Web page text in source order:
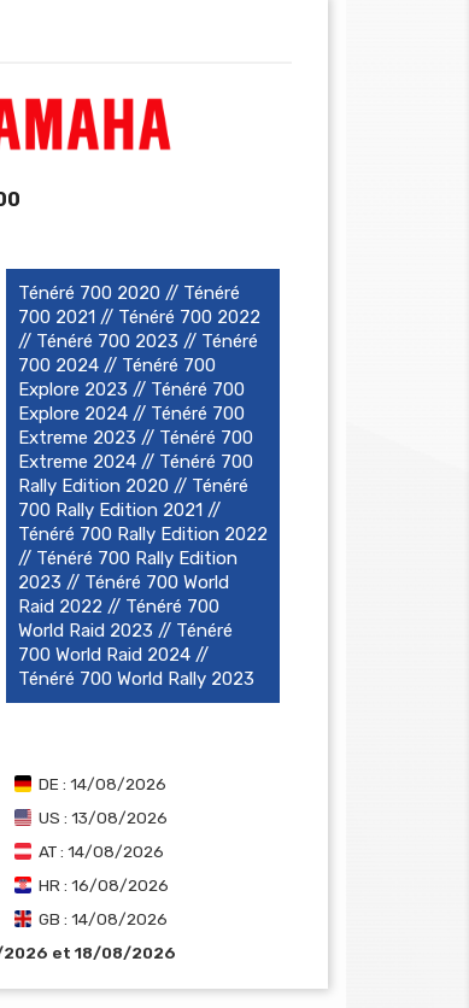
Ténéré 700 2020 // Ténéré
700 2021 // Ténéré 700 2022
// Ténéré 700 2023 // Ténéré
700 2024 // Ténéré 700
Explore 2023 // Ténéré 700
Explore 2024 // Ténéré 700
Extreme 2023 // Ténéré 700
Extreme 2024 // Ténéré 700
Rally Edition 2020 // Ténéré
700 Rally Edition 2021 //
Ténéré 700 Rally Edition 2022
// Ténéré 700 Rally Edition
2023 // Ténéré 700 World
Raid 2022 // Ténéré 700
World Raid 2023 // Ténéré
700 World Raid 2024 //
Ténéré 700 World Rally 2023
DE : 14/08/2026
US : 13/08/2026
AT : 14/08/2026
HR : 16/08/2026
GB : 14/08/2026
et 18/08/2026